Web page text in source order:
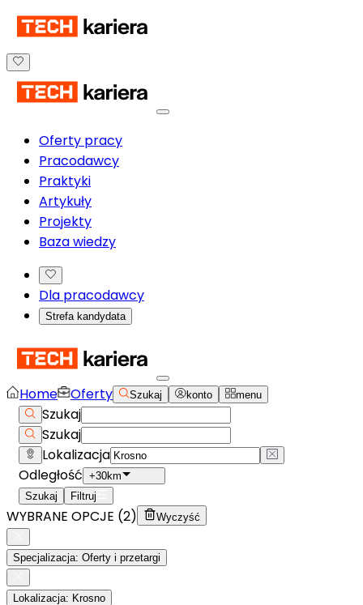
Oferty pracy
Pracodawcy
Praktyki
Artykuły
Projekty
Baza wiedzy
Dla pracodawcy
Strefa kandydata
Home Oferty Szukaj konto menu
Szukaj
Szukaj
Lokalizacja
Odległość +30km
Szukaj
Filtruj
WYBRANE OPCJE (2) Wyczyść
Specjalizacja: Oferty i przetargi
Lokalizacja: Krosno